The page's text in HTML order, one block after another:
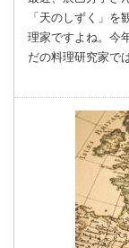
「天のしずく」
理家ですよね。今
だの料理研究家で